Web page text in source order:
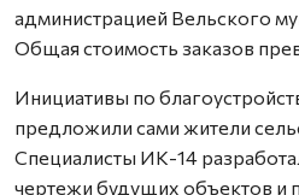
администрацией Вельского
Общая стоимость заказов
Инициативы по
предложили сами жители
Специалисты ИК-14
чертежи будущих объектов и